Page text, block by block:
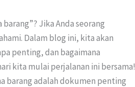
Jika Anda seorang
Dalam blog ini, kita akan
penting, dan bagaimana
kita mulai perjalanan ini bersama!
barang adalah dokumen penting